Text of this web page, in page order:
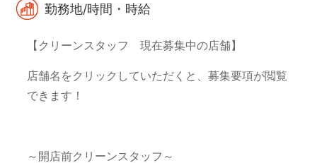
勤務地/時間・時給
【クリーンスタッフ 現在募集中の店舗】
店舗名をクリックしていただくと、募集要項が閲覧
できます！
～開店前クリーンスタッフ～